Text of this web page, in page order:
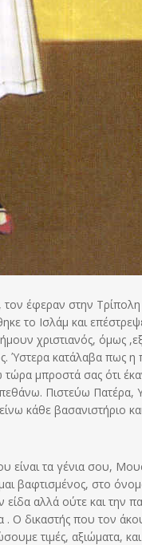
έφεραν στην Τρίπολη
το Ισλάμ και
χριστιανός, όμως
Ύστερα κατάλαβα πως
τώρα μπροστά σας ότι
Πιστεύω
κάθε βασανιστήριο
είναι τα γένια σου,
βαφτισμένος, στο
αλλά ούτε και την
δικαστής που τον
τιμές, αξιώματα,